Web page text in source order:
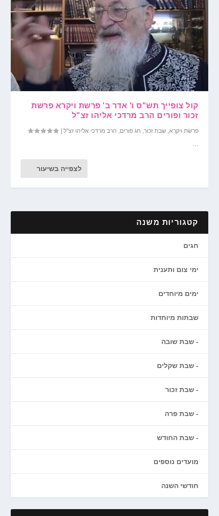
קול צופייך תש"ס ו' אדר ב' פרשת ויקרא פרשת
זכור ופורים הרב מרדכי אליהו זצ"ל
פרשת ויקרא,שבת זכור, חג פורים, הרב מרדכי אליהו זצ"ל |
לצפייה בשיעור
קטגוריות משנה
חגים
ימי צום ותענית
ימים מיוחדים
שבתות מיוחדות
שבת שובה
שבת שקלים
שבת זכור
שבת פרה
שבת החודש
מועדים נוספים
חודשי השנה